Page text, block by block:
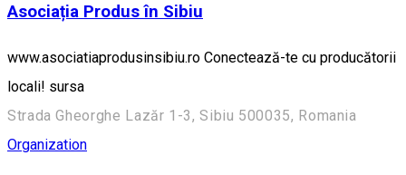
Asociația Produs în Sibiu
www.asociatiaprodusinsibiu.ro Conectează-te cu producătorii
locali! sursa
Strada Gheorghe Lazăr 1-3, Sibiu 500035, Romania
Organization